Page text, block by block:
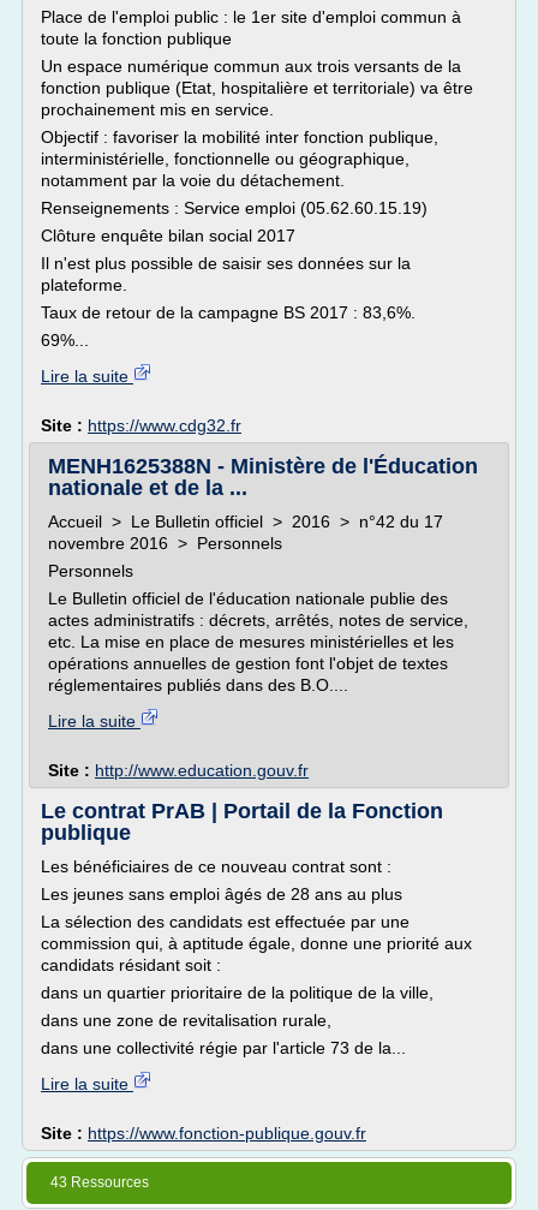
Place de l'emploi public : le 1er site d'emploi commun à
toute la fonction publique
Un espace numérique commun aux trois versants de la
fonction publique (Etat, hospitalière et territoriale) va être
prochainement mis en service.
Objectif : favoriser la mobilité inter fonction publique,
interministérielle, fonctionnelle ou géographique,
notamment par la voie du détachement.
Renseignements : Service emploi (05.62.60.15.19)
Clôture enquête bilan social 2017
Il n'est plus possible de saisir ses données sur la
plateforme.
Taux de retour de la campagne BS 2017 : 83,6%.
69%...
Lire la suite
Site : https://www.cdg32.fr
MENH1625388N - Ministère de l'Éducation
nationale et de la ...
Accueil > Le Bulletin officiel > 2016 > n°42 du 17
novembre 2016 > Personnels
Personnels
Le Bulletin officiel de l'éducation nationale publie des
actes administratifs : décrets, arrêtés, notes de service,
etc. La mise en place de mesures ministérielles et les
opérations annuelles de gestion font l'objet de textes
réglementaires publiés dans des B.O....
Lire la suite
Site : http://www.education.gouv.fr
Le contrat PrAB | Portail de la Fonction
publique
Les bénéficiaires de ce nouveau contrat sont :
Les jeunes sans emploi âgés de 28 ans au plus
La sélection des candidats est effectuée par une
commission qui, à aptitude égale, donne une priorité aux
candidats résidant soit :
dans un quartier prioritaire de la politique de la ville,
dans une zone de revitalisation rurale,
dans une collectivité régie par l'article 73 de la...
Lire la suite
Site : https://www.fonction-publique.gouv.fr
43 Ressources